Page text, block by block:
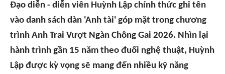
Đạo diễn - diễn viên Huỳnh Lập chính thức ghi tên
vào danh sách dàn 'Anh tài' góp mặt trong chương
trình Anh Trai Vượt Ngàn Chông Gai 2026. Nhìn lại
hành trình gần 15 năm theo đuổi nghệ thuật, Huỳnh
Lập được kỳ vọng sẽ mang đến nhiều kỹ năng